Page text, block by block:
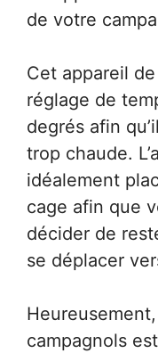
de votre
Cet appareil
réglage de
degrés afin
trop chaude.
idéalement
cage afin que
décider de
se déplacer
campagnols